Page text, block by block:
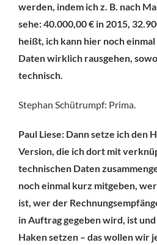
werden, indem ich z. B. nach
sehe: 40.000,00 € in 2015,
heißt, ich kann hier noch
Daten wirklich rausgehen,
technisch.
Stephan Schütrumpf: Prima.
Paul Liese: Dann setze ich den
Version, die ich dort mit
technischen Daten
noch einmal kurz mitgeben,
ist, wer der
in Auftrag gegeben wird, ist
Haken setzen – das wollen wir